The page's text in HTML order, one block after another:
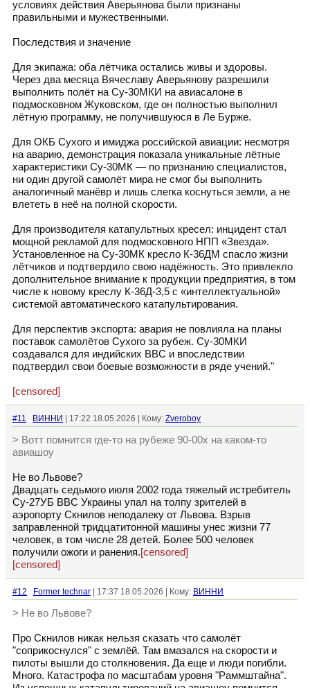
условиях действия Аверьянова были признаны
правильными и мужественными.
Последствия и значение
Для экипажа: оба лётчика остались живы и здоровы.
Через два месяца Вячеславу Аверьянову разрешили
выполнить полёт на Су‑30МКИ на авиасалоне в
подмосковном Жуковском, где он полностью выполнил
лётную программу, не получившуюся в Ле Бурже.
Для ОКБ Сухого и имиджа российской авиации: несмотря
на аварию, демонстрация показала уникальные лётные
характеристики Су‑30МК — по признанию специалистов,
ни один другой самолёт мира не смог бы выполнить
аналогичный манёвр и лишь слегка коснуться земли, а не
влететь в неё на полной скорости.
Для производителя катапультных кресел: инцидент стал
мощной рекламой для подмосковного НПП «Звезда».
Установленное на Су‑30МК кресло К‑36ДМ спасло жизни
лётчиков и подтвердило свою надёжность. Это привлекло
дополнительное внимание к продукции предприятия, в том
числе к новому креслу К‑36Д‑3,5 с «интеллектуальной»
системой автоматического катапультирования.
Для перспектив экспорта: авария не повлияла на планы
поставок самолётов Сухого за рубеж. Су‑30МКИ
создавался для индийских ВВС и впоследствии
подтвердил свои боевые возможности в ряде учений."
[censored]
#11 ВИННИ | 17:22 18.05.2026 | Кому: Zveroboy
> Вотт помнится где-то на рубеже 90-00х на каком-то
авиашоу
Не во Львове?
Двадцать седьмого июля 2002 года тяжелый истребитель
Су-27УБ ВВС Украины упал на толпу зрителей в
аэропорту Скнилов неподалеку от Львова. Взрыв
заправленной тридцатитонной машины унес жизни 77
человек, в том числе 28 детей. Более 500 человек
получили ожоги и ранения.[censored]
[censored]
#12 Former technar | 17:37 18.05.2026 | Кому: ВИННИ
> Не во Львове?
Про Скнилов никак нельзя сказать что самолёт
"соприкоснулся" с землёй. Там вмазался на скорости и
пилоты вышли до столкновения. Да еще и люди погибли.
Много. Катастрофа по масштабам уровня "Раммштайна".